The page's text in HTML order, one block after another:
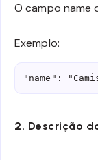
O campo name
Exemplo:
"name":
2. Descrição